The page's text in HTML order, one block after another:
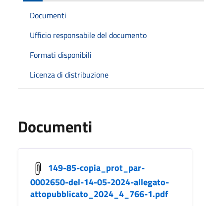
Documenti
Ufficio responsabile del documento
Formati disponibili
Licenza di distribuzione
Documenti
149-85-copia_prot_par-
0002650-del-14-05-2024-allegato-
attopubblicato_2024_4_766-1.pdf